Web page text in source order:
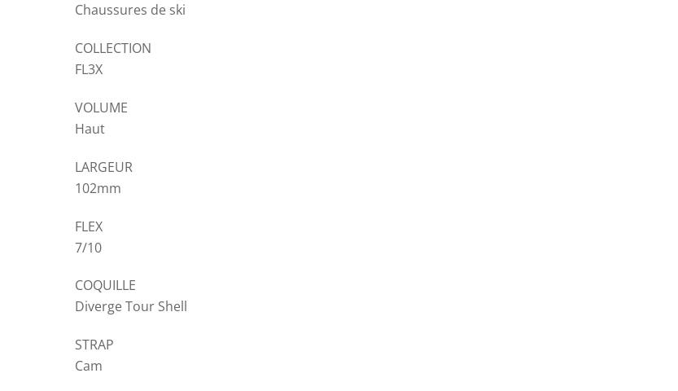
Chaussures de ski
COLLECTION
FL3X
VOLUME
Haut
LARGEUR
102mm
FLEX
7/10
COQUILLE
Diverge Tour Shell
STRAP
Cam